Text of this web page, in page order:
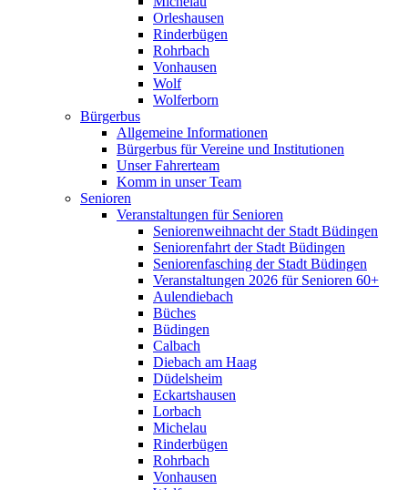
Orleshausen
Rinderbügen
Rohrbach
Vonhausen
Wolf
Wolferborn
Bürgerbus
Allgemeine Informationen
Bürgerbus für Vereine und Institutionen
Unser Fahrerteam
Komm in unser Team
Senioren
Veranstaltungen für Senioren
Seniorenweihnacht der Stadt Büdingen
Seniorenfahrt der Stadt Büdingen
Seniorenfasching der Stadt Büdingen
Veranstaltungen 2026 für Senioren 60+
Aulendiebach
Büches
Büdingen
Calbach
Diebach am Haag
Düdelsheim
Eckartshausen
Lorbach
Michelau
Rinderbügen
Rohrbach
Vonhausen